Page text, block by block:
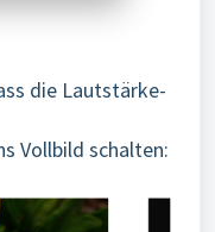
die Lautstärke-
Vollbild schalten: